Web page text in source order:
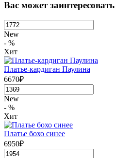
Вас может заинтересовать
New
- %
Хит
Платье-кардиган Паулина
6670₽
New
- %
Хит
Платье бохо синее
6950₽